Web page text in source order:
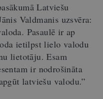
Latviešu
Valdmanis uzsvēra:
Pasaulē ir ap
ietilpst lielo valodu
lietotāju. Esam
ir nodrošināta
latviešu valodu.”